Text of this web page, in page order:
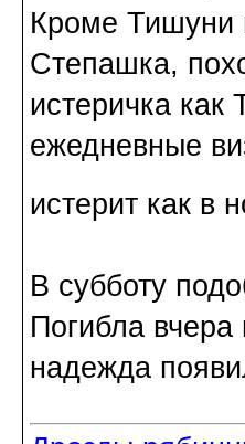
Кроме Тишуни
Степашка,
истеричка
ежедневные
истерит как в
В субботу
Погибла
надежда